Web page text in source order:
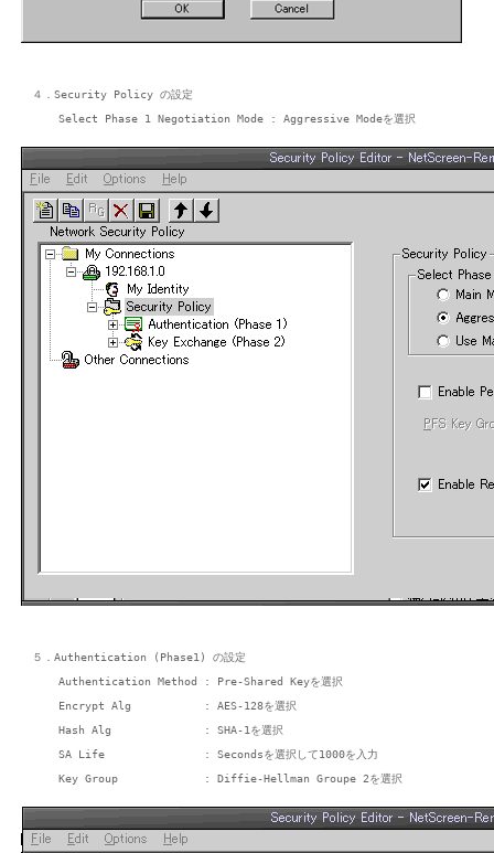
４．Security Policy の設定
５．Authentication (Phase1) の設定
    Authentication Method : Pre-Shared Keyを選択
    Encrypt Alg           : AES-128を選択
    Hash Alg              : SHA-1を選択
    SA Life               : Secondsを選択して1000を入力